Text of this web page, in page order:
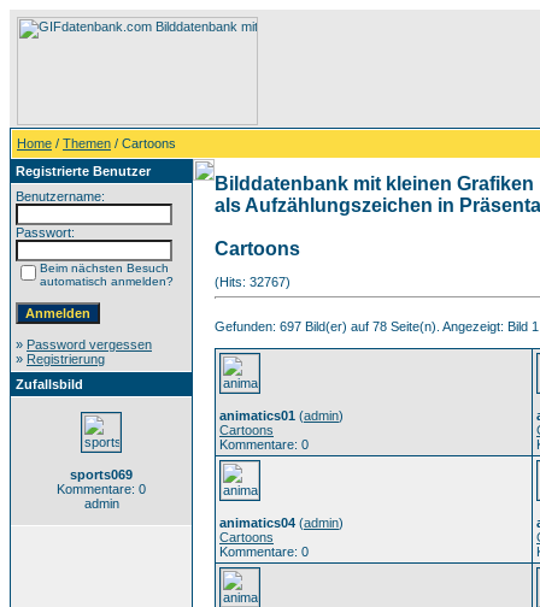
Home / Themen / Cartoons
Registrierte Benutzer
Benutzername:
Passwort:
Beim nächsten Besuch
automatisch anmelden?
» Password vergessen
» Registrierung
Zufallsbild
sports069
Kommentare: 0
admin
Bilddatenbank mit kleinen
als Aufzählungszeichen in
Cartoons
(Hits: 32767)
Gefunden: 697 Bild(er) auf 78 Seite(n). Angezeigt: Bild
animatics01 (admin)
Cartoons
Kommentare: 0
animatics04 (admin)
Cartoons
Kommentare: 0